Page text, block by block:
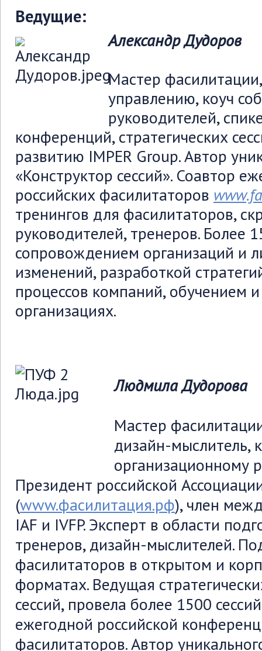
Ведущие:
Александр Дудоров
Мастер
управлению, коуч
руководителей,
конференций, стратегических
развитию IMPER Group. Автор
«Конструктор сессий». Соавтор
российских фасилитаторов
тренингов для фасилитаторов,
руководителей, тренеров. Более
сопровождением организаций и
изменений, разработкой
процессов компаний, обучением
организациях.
Людмила Дудорова
Мастер
дизайн-мыслитель,
организационному
Президент российской
(www.фасилитация.рф), член
IAF и IVFP. Эксперт в области
тренеров, дизайн-мыслителей.
фасилитаторов в открытом и
форматах. Ведущая
сессий, провела более 1500
ежегодной российской
фасилитаторов. Автор